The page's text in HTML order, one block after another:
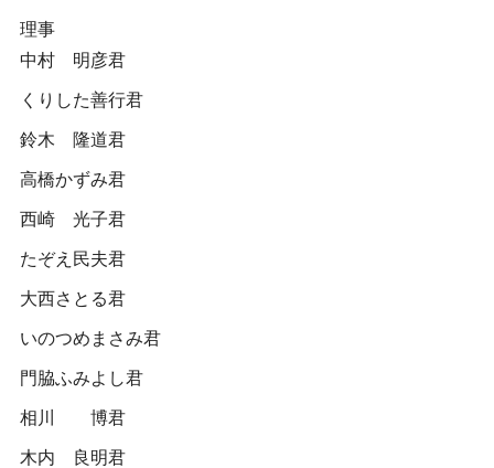
理事
中村 明彦君
くりした善行君
鈴木 隆道君
高橋かずみ君
西崎 光子君
たぞえ民夫君
大西さとる君
いのつめまさみ君
門脇ふみよし君
相川 博君
木内 良明君